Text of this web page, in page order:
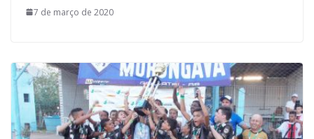
7 de março de 2020